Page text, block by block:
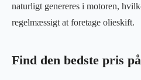
naturligt genereres i motoren,
regelmæssigt at foretage olieskift.
Find den bedste pris